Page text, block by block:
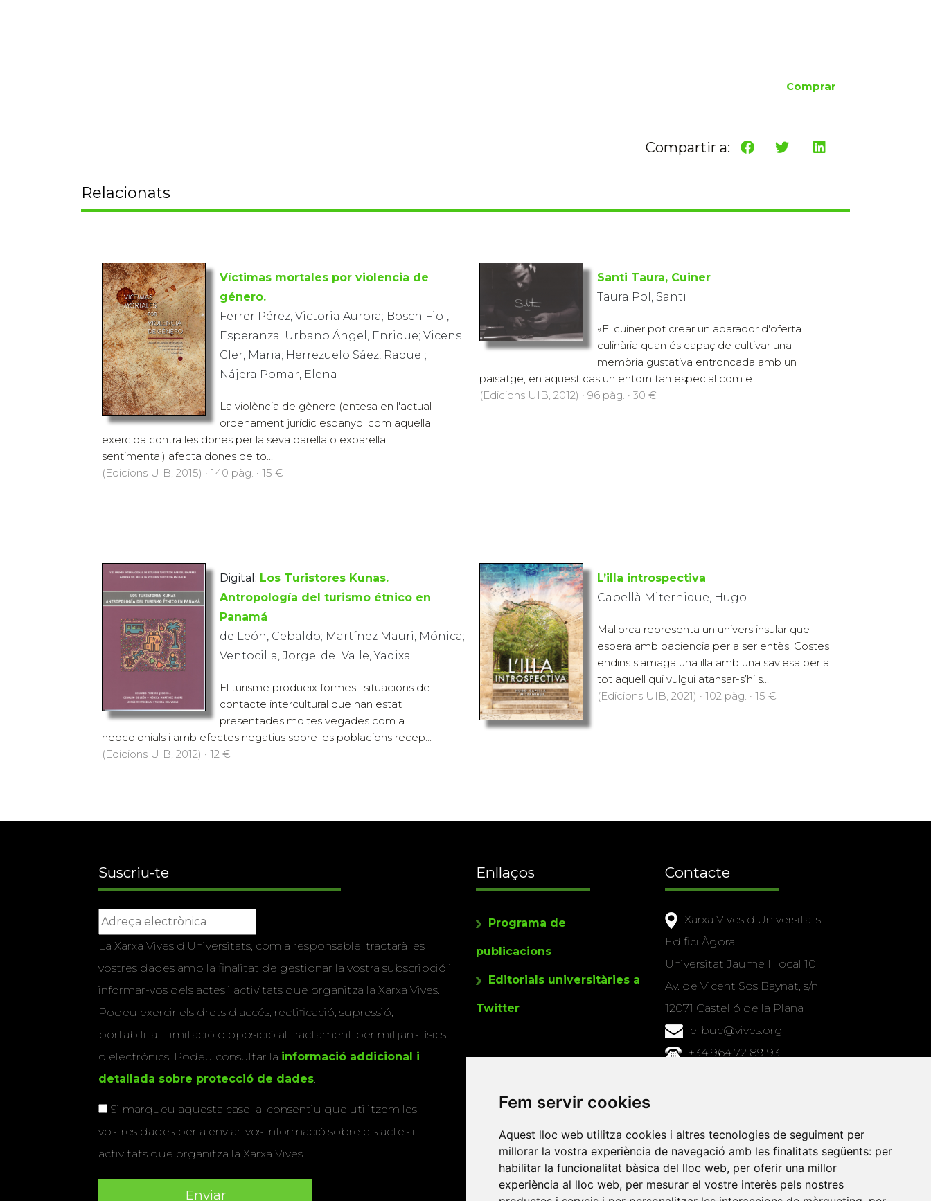
Fem servir cookies
Aquest lloc web utilitza cookies i altres tecnologies de seguiment per
millorar la vostra experiència de navegació amb les finalitats següents: per
habilitar la funcionalitat bàsica del lloc web, per oferir una millor
experiència al lloc web, per mesurar el vostre interès pels nostres
Comprar
Compartir a:
Relacionats
Víctimas mortales por violencia de
género.
Ferrer Pérez, Victoria Aurora; Bosch Fiol,
Esperanza; Urbano Ángel, Enrique; Vicens
Cler, Maria; Herrezuelo Sáez, Raquel;
Nájera Pomar, Elena
La violència de gènere (entesa en l'actual
ordenament jurídic espanyol com aquella
exercida contra les dones per la seva parella o exparella
sentimental) afecta dones de to...
(Edicions UIB, 2015) · 140 pàg. · 15 €
Santi Taura, Cuiner
Taura Pol, Santi
«El cuiner pot crear un aparador d'oferta
culinària quan és capaç de cultivar una
memòria gustativa entroncada amb un
paisatge, en aquest cas un entorn tan especial com e...
(Edicions UIB, 2012) · 96 pàg. · 30 €
Digital: Los Turistores Kunas.
Antropología del turismo étnico en
Panamá
de León, Cebaldo; Martínez Mauri, Mónica;
Ventocilla, Jorge; del Valle, Yadixa
El turisme produeix formes i situacions de
contacte intercultural que han estat
presentades moltes vegades com a
neocolonials i amb efectes negatius sobre les poblacions recep...
(Edicions UIB, 2012) · 12 €
L’illa introspectiva
Capellà Miternique, Hugo
Mallorca representa un univers insular que
espera amb paciencia per a ser entès. Costes
endins s’amaga una illa amb una saviesa per a
tot aquell qui vulgui atansar-s’hi s...
(Edicions UIB, 2021) · 102 pàg. · 15 €
Suscriu-te
La Xarxa Vives d’Universitats, com a responsable, tractarà les
vostres dades amb la finalitat de gestionar la vostra subscripció i
informar-vos dels actes i activitats que organitza la Xarxa Vives.
Podeu exercir els drets d’accés, rectificació, supressió,
portabilitat, limitació o oposició al tractament per mitjans físics
o electrònics. Podeu consultar la informació addicional i
detallada sobre protecció de dades.
Si marqueu aquesta casella, consentiu que utilitzem les
vostres dades per a enviar-vos informació sobre els actes i
activitats que organitza la Xarxa Vives.
Enllaços
Programa de
publicacions
Editorials universitàries a
Twitter
Contacte
Xarxa Vives d'Universitats
Edifici Àgora
Universitat Jaume I, local 10
Av. de Vicent Sos Baynat, s/n
12071 Castelló de la Plana
e-buc@vives.org
+34 964 72 89 93